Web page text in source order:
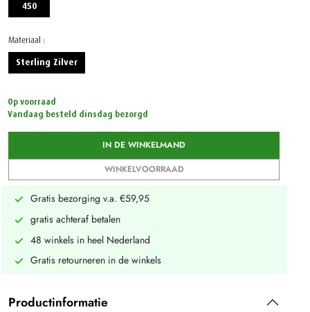
450
Materiaal :
Sterling Zilver
Op voorraad
Vandaag besteld dinsdag bezorgd
IN DE WINKELMAND
WINKELVOORRAAD
Gratis bezorging v.a. €59,95
gratis achteraf betalen
48 winkels in heel Nederland
Gratis retourneren in de winkels
Productinformatie